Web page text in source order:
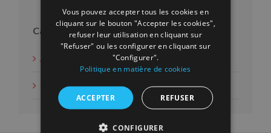
Catégories
Actions d'intérêt social
Nouvelles
Vous pouvez accepter tous les cookies en
cliquant sur le bouton "Accepter les cookies",
refuser leur utilisation en cliquant sur
"Refuser" ou les configurer en cliquant sur
"Configurer".
Politique en matière de cookies
ACCEPTER REFUSER
CONFIGURER